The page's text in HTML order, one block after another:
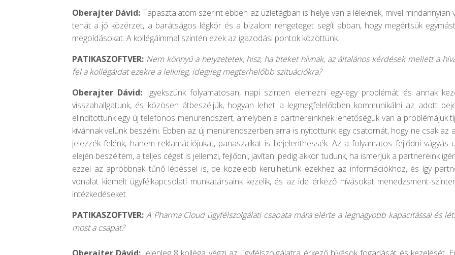
Oberajter Dávid: Tapasztalatom szerint ebben az üzletágban is helye van a léleknek, mivel
tehát a jó közérzet, a barátságos légkör és a bizalom rengeteget segít abban, hogy megértsük
megoldásokat. A kollégáimmal szintén ezek az igazodási pontok közöttünk.
PATIKASZOFTVER: Nem könnyű a helyzetetek, hisz, ha titeket hívnak, az általános kérdések mellett a
fel a kollégáidat ezekre a lelkileg, idegileg megterhelőbb szituációkra?
Oberajter Dávid: Igyekszünk folyamatosan, napi szinten elemezni egy-egy problémát és annak
visszahallgatunk, és közösen átbeszéljük, hogyan lehet a legmegfelelőbben kommunikálni az adott
elindítottunk egy új telefonos menürendszert, amelyben a partnereinknek lehetőségük van a problémájuk
kívánnak velünk beszélni. Ebben az új menürendszerben arra is nyitottunk egy csatornát, hogy ne csak az
jelezzék felénk, hanem reklamációjukat, panaszaikat is bejelenthessék. Az a folyamatos fejlődni vágyás
elején beszéltem, a teljes céget is jellemzi, fejlődni, javítani pedig akkor tudunk, ha ismerjük a partnereink
ezzel az apróbbnak tűnő lépéssel is, de közelebb kerülhetünk ezekhez az információkhoz, és így
vonalat kiemelt ügyfélkapcsolati munkatársaink kezelik, és az ide érkező hívásokat menedzsment-
intézkedéseket.
PATIKASZOFTVER: A Pharma Cloud ügyfélszolgálati csapata mára elérte a legnagyobb kapacitással és
most a csapat?